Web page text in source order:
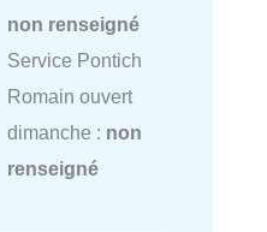
non renseigné
Service Pontich
Romain ouvert
dimanche : non
renseigné